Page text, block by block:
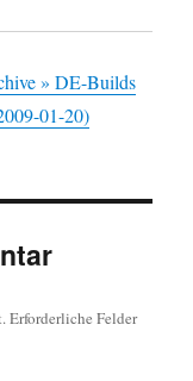
» DE-Builds
01-20)
Erforderliche Felder